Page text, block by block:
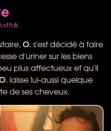
O.s'est décidé à faire
d'uriner sur les biens
plus affectueux et qu'il
laisse lui-aussi quelque
de ses cheveux.